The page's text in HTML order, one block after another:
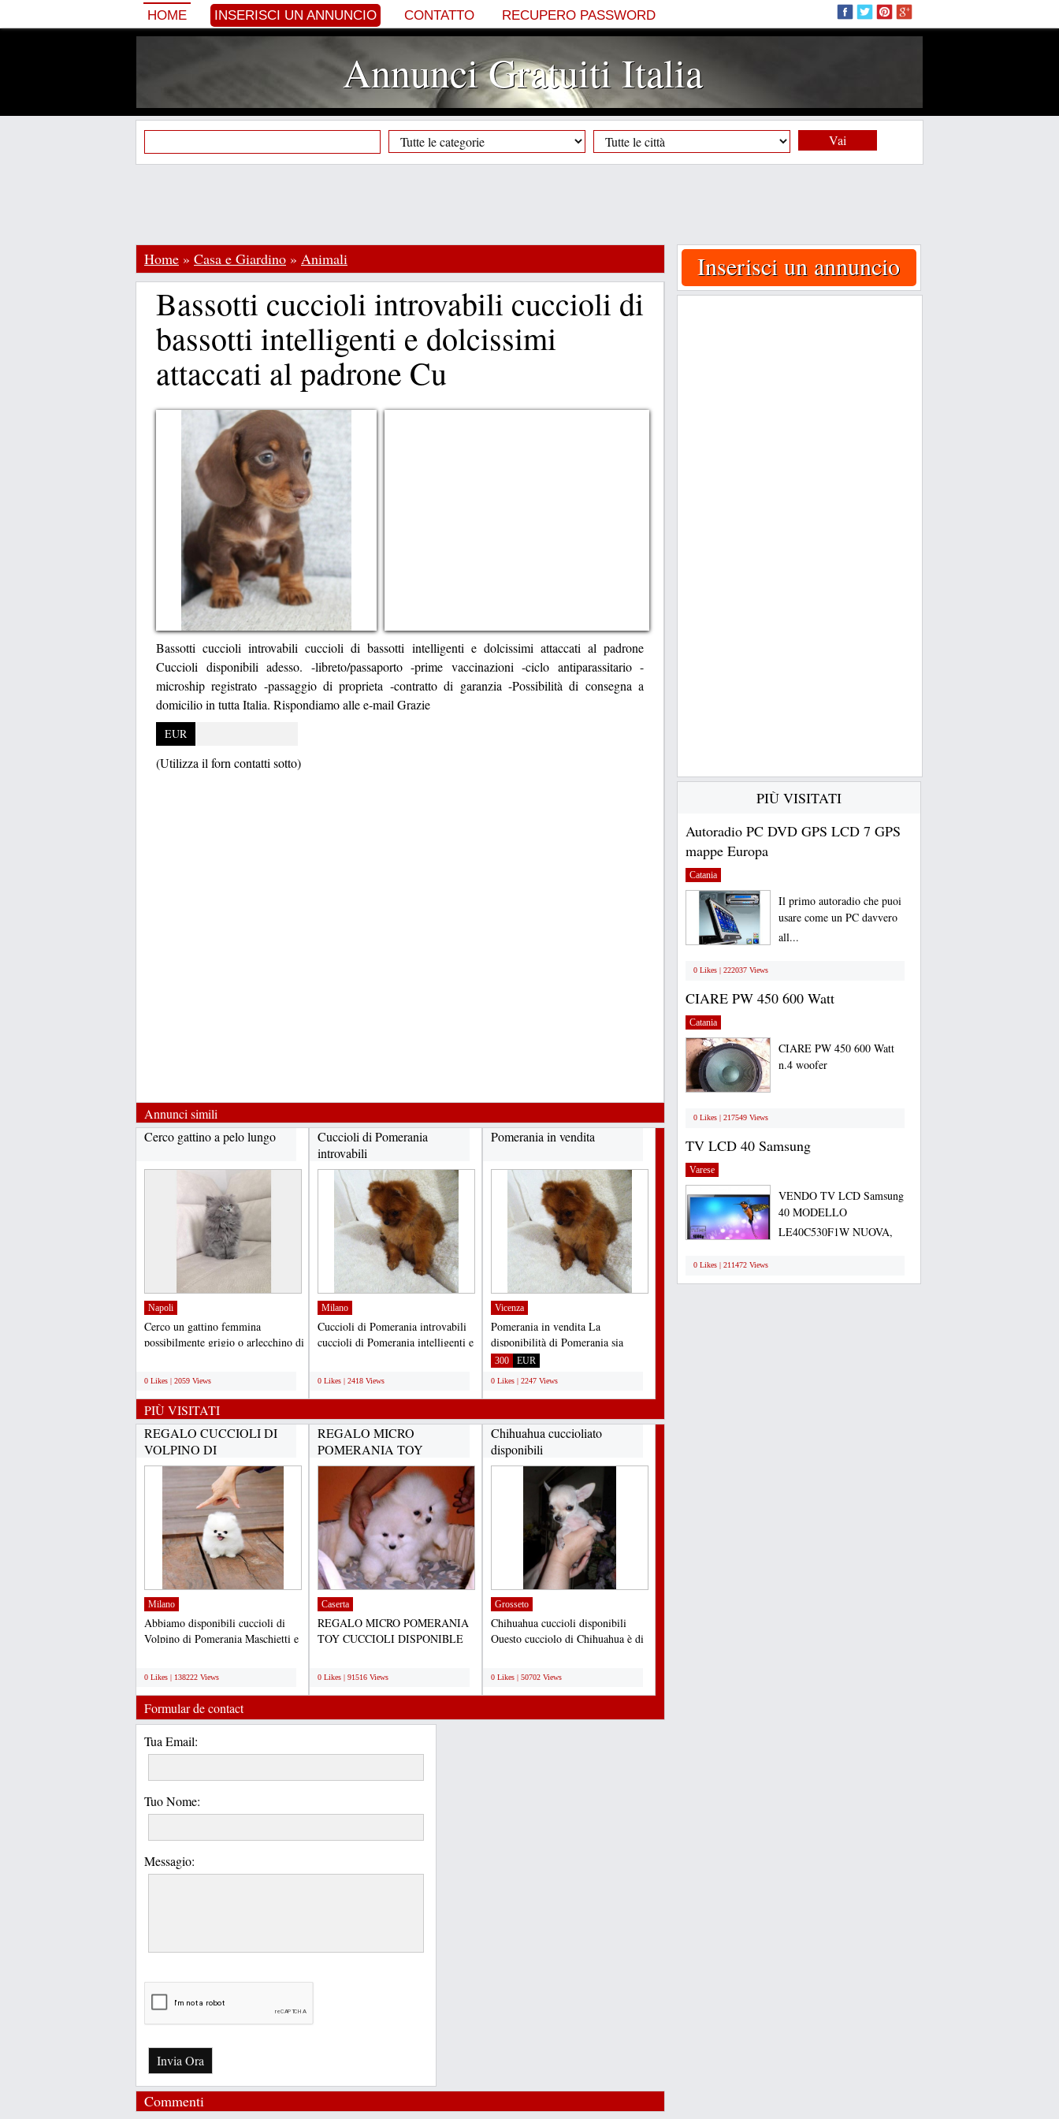
HOME INSERISCI UN ANNUNCIO CONTATTO RECUPERO PASSWORD
Annunci Gratuiti Italia
Vai
Home » Casa e Giardino » Animali
Bassotti cuccioli introvabili cuccioli di
bassotti intelligenti e dolcissimi
attaccati al padrone Cu
Bassotti cuccioli introvabili cuccioli di bassotti intelligenti e dolcissimi attaccati al padrone
Cuccioli disponibili adesso. -libreto/passaporto -prime vaccinazioni -ciclo antiparassitario -
microship registrato -passaggio di proprieta -contratto di garanzia -Possibilità di consegna a
domicilio in tutta Italia. Rispondiamo alle e-mail Grazie
EUR
(Utilizza il forn contatti sotto)
Annunci simili
Cerco gattino a pelo lungo
Napoli
Cerco un gattino femmina
possibilmente grigio o arlecchino di
0 Likes | 2059 Views
Cuccioli di Pomerania
introvabili
Milano
Cuccioli di Pomerania introvabili
cuccioli di Pomerania intelligenti e
0 Likes | 2418 Views
Pomerania in vendita
Vicenza
Pomerania in vendita La
disponibilità di Pomerania sia
maschio che femmina è ora...
300 EUR
0 Likes | 2247 Views
PIÙ VISITATI
REGALO CUCCIOLI DI
VOLPINO DI
POMERANIA(GRATIS)...
Milano
Abbiamo disponibili cuccioli di
Volpino di Pomerania Maschietti e
0 Likes | 138222 Views
REGALO MICRO
POMERANIA TOY
CUCCIOLI
DISPONIBLE...
Caserta
REGALO MICRO POMERANIA
TOY CUCCIOLI DISPONIBLE
0 Likes | 91516 Views
Chihuahua cuccioliato
disponibili
Grosseto
Chihuahua cuccioli disponibili
Questo cucciolo di Chihuahua è di
0 Likes | 50702 Views
Formular de contact
Tua Email:
Tuo Nome:
Messagio:
Invia Ora
Commenti
Inserisci un annuncio
PIÙ VISITATI
Autoradio PC DVD GPS LCD 7 GPS
mappe Europa
Catania
Il primo autoradio che puoi
usare come un PC davvero
all...
0 Likes | 222037 Views
CIARE PW 450 600 Watt
Catania
CIARE PW 450 600 Watt
n.4 woofer
0 Likes | 217549 Views
TV LCD 40 Samsung
Varese
VENDO TV LCD Samsung
40 MODELLO
LE40C530F1W NUOVA,
0 Likes | 211472 Views